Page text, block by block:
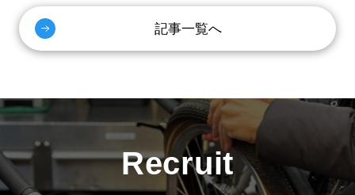
記事一覧へ
Recruit